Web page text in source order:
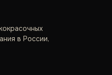
в России,